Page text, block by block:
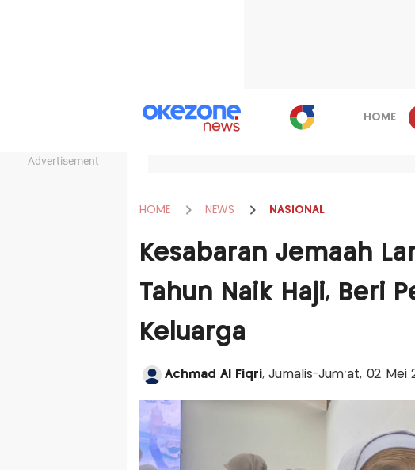
Advertisement
HOME
HOME NEWS NASIONAL
Kesabaran Jemaah
Tahun Naik Haji, Beri
Keluarga
Achmad Al Fiqri, Jurnalis-Jum'at, 02 Mei